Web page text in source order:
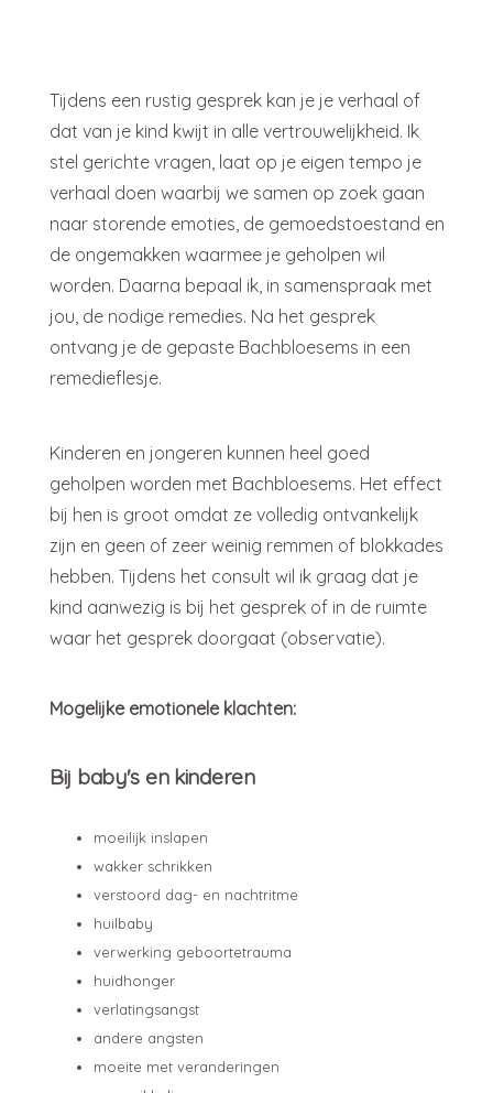
Tijdens een rustig gesprek kan je je verhaal of
dat van je kind kwijt in alle vertrouwelijkheid. Ik
stel gerichte vragen, laat op je eigen tempo je
verhaal doen waarbij we samen op zoek gaan
naar storende emoties, de gemoedstoestand en
de ongemakken waarmee je geholpen wil
worden. Daarna bepaal ik, in samenspraak met
jou, de nodige remedies. Na het gesprek
ontvang je de gepaste Bachbloesems in een
remedieflesje.
Kinderen en jongeren kunnen heel goed
geholpen worden met Bachbloesems. Het effect
bij hen is groot omdat ze volledig ontvankelijk
zijn en geen of zeer weinig remmen of blokkades
hebben. Tijdens het consult wil ik graag dat je
kind aanwezig is bij het gesprek of in de ruimte
waar het gesprek doorgaat (observatie).
Mogelijke emotionele klachten:
Bij baby's en kinderen
moeilijk inslapen
wakker schrikken
verstoord dag- en nachtritme
huilbaby
verwerking geboortetrauma
huidhonger
verlatingsangst
andere angsten
moeite met veranderingen